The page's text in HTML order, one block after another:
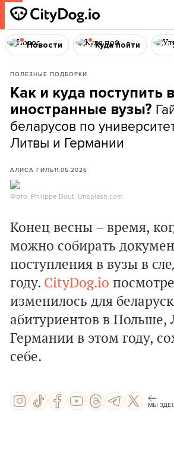
Новости Куда пойти
ПОЛЕЗНЫЕ ПОДБОРКИ
Как и куда поступить в
иностранные вузы?
беларусов по
Литвы и Германии
АЛИСА ГИЛЬ11.05.2026
Фото: Philippe Bout, Unsplash.com.
Конец весны – время,
можно собирать
поступления в вузы в
году. CityDog.io
изменилось для
абитуриентов в Польше,
Германии в этом году,
себе.
МЫ